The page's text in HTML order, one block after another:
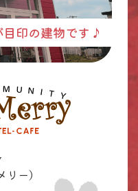
印の建物です♪
リー）